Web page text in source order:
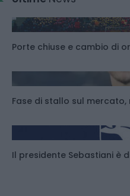
Porte chiuse e cambio di
Fase di stallo sul mercato,
Il presidente Sebastiani è